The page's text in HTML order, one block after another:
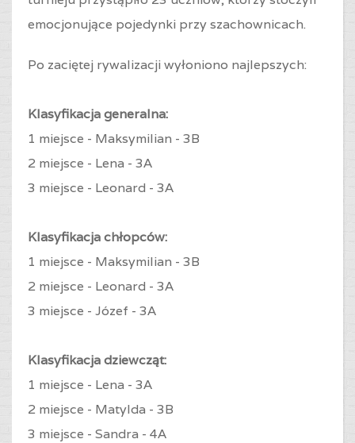
emocjonujące pojedynki przy szachownicach.
Po zaciętej rywalizacji wyłoniono najlepszych:
Klasyfikacja generalna:
1 miejsce - Maksymilian - 3B
2 miejsce - Lena - 3A
3 miejsce - Leonard - 3A
Klasyfikacja chłopców:
1 miejsce - Maksymilian - 3B
2 miejsce - Leonard - 3A
3 miejsce - Józef - 3A
Klasyfikacja dziewcząt:
1 miejsce - Lena - 3A
2 miejsce - Matylda - 3B
3 miejsce - Sandra - 4A